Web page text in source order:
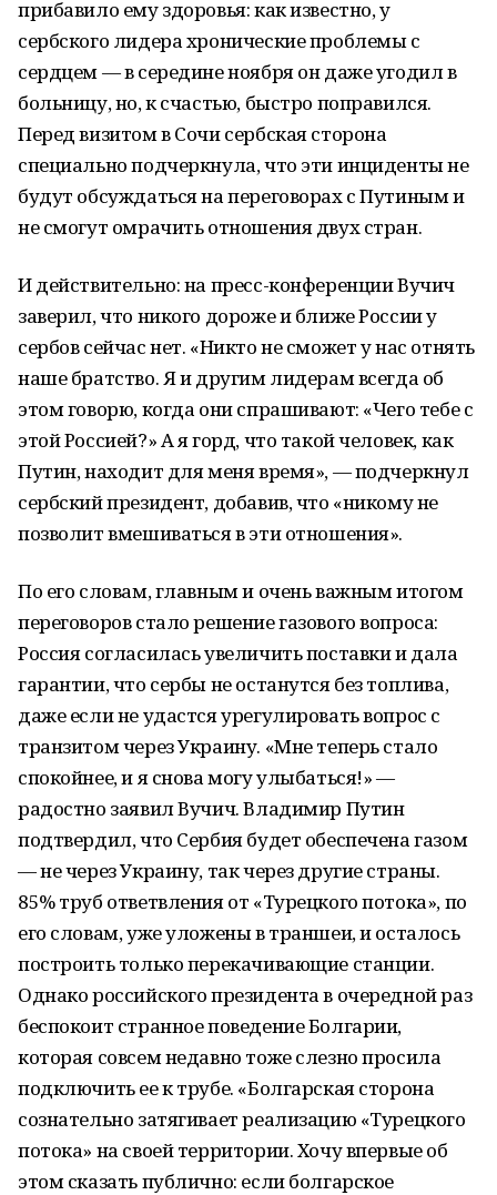
прибавило ему здоровья: как известно, у
сербского лидера хронические проблемы с
сердцем — в середине ноября он даже угодил в
больницу, но, к счастью, быстро поправился.
Перед визитом в Сочи сербская сторона
специально подчеркнула, что эти инциденты не
будут обсуждаться на переговорах с Путиным и
не смогут омрачить отношения двух стран.
И действительно: на пресс-конференции Вучич
заверил, что никого дороже и ближе России у
сербов сейчас нет. «Никто не сможет у нас отнять
наше братство. Я и другим лидерам всегда об
этом говорю, когда они спрашивают: «Чего тебе с
этой Россией?» А я горд, что такой человек, как
Путин, находит для меня время», — подчеркнул
сербский президент, добавив, что «никому не
позволит вмешиваться в эти отношения».
По его словам, главным и очень важным итогом
переговоров стало решение газового вопроса:
Россия согласилась увеличить поставки и дала
гарантии, что сербы не останутся без топлива,
даже если не удастся урегулировать вопрос с
транзитом через Украину. «Мне теперь стало
спокойнее, и я снова могу улыбаться!» —
радостно заявил Вучич. Владимир Путин
подтвердил, что Сербия будет обеспечена газом
— не через Украину, так через другие страны.
85% труб ответвления от «Турецкого потока», по
его словам, уже уложены в траншеи, и осталось
построить только перекачивающие станции.
Однако российского президента в очередной раз
беспокоит странное поведение Болгарии,
которая совсем недавно тоже слезно просила
подключить ее к трубе. «Болгарская сторона
сознательно затягивает реализацию «Турецкого
потока» на своей территории. Хочу впервые об
этом сказать публично: если болгарское